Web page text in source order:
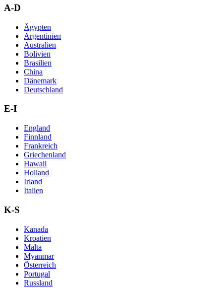
A-D
Ägypten
Argentinien
Australien
Bolivien
Brasilien
China
Dänemark
Deutschland
E-I
England
Finnland
Frankreich
Griechenland
Hawaii
Holland
Irland
Italien
K-S
Kanada
Kroatien
Malta
Myanmar
Österreich
Portugal
Russland